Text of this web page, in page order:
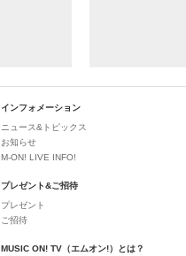
インフォメーション
ニュース&トピックス
お知らせ
M-ON! LIVE INFO!
プレゼント&ご招待
プレゼント
ご招待
MUSIC ON! TV（エムオン!）とは？